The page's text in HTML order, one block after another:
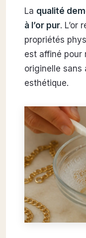
La qualité
à l’or pur. L’or
propriétés
est affiné pour
originelle sans
esthétique.